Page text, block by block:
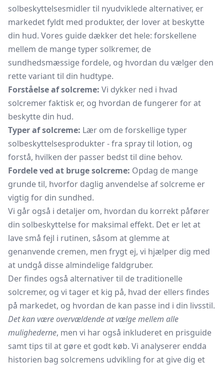
solbeskyttelsesmidler til nyudviklede alternativer, er
markedet fyldt med produkter, der lover at beskytte
din hud. Vores guide dækker det hele: forskellene
mellem de mange typer solkremer, de
sundhedsmæssige fordele, og hvordan du vælger den
rette variant til din hudtype.
Forståelse af solcreme: Vi dykker ned i hvad
solcremer faktisk er, og hvordan de fungerer for at
beskytte din hud.
Typer af solcreme: Lær om de forskellige typer
solbeskyttelsesprodukter - fra spray til lotion, og
forstå, hvilken der passer bedst til dine behov.
Fordele ved at bruge solcreme: Opdag de mange
grunde til, hvorfor daglig anvendelse af solcreme er
vigtig for din sundhed.
Vi går også i detaljer om, hvordan du korrekt påfører
din solbeskyttelse for maksimal effekt. Det er let at
lave små fejl i rutinen, såsom at glemme at
genanvende cremen, men frygt ej, vi hjælper dig med
at undgå disse almindelige faldgruber.
Der findes også alternativer til de traditionelle
solcremer, og vi tager et kig på, hvad der ellers findes
på markedet, og hvordan de kan passe ind i din livsstil.
Det kan være overvældende at vælge mellem alle
mulighederne, men vi har også inkluderet en prisguide
samt tips til at gøre et godt køb. Vi analyserer endda
historien bag solcremens udvikling for at give dig et